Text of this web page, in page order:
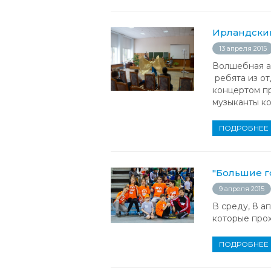
13 апреля 2015
Волшебная
ребята из
концертом
музыканты
ПОДРОБНЕЕ
"Большие
9 апреля 2015
В среду, 8
которые
ПОДРОБНЕЕ